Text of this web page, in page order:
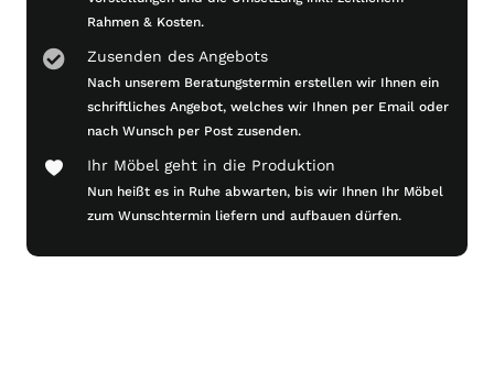
Rahmen & Kosten.
Zusenden des Angebots
Nach unserem Beratungstermin erstellen wir Ihnen ein
schriftliches Angebot, welches wir Ihnen per Email oder
nach Wunsch per Post zusenden.
Ihr Möbel geht in die Produktion
Nun heißt es in Ruhe abwarten, bis wir Ihnen Ihr Möbel
zum Wunschtermin liefern und aufbauen dürfen.